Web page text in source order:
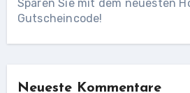
Sparen Sie mit dem neuesten
Gutscheincode!
Neueste Kommentare